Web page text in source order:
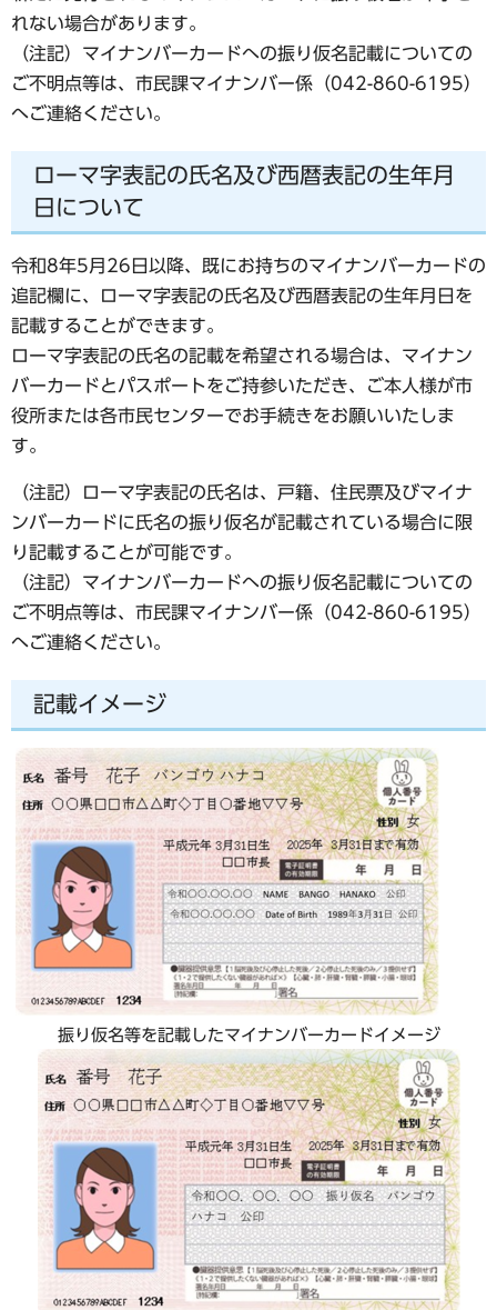
れない場合があります。
（注記）マイナンバーカードへの振り仮名記載についての
ご不明点等は、市民課マイナンバー係（042-860-6195）
へご連絡ください。
ローマ字表記の氏名及び西暦表記の生年月
日について
令和8年5月26日以降、既にお持ちのマイナンバーカードの
追記欄に、ローマ字表記の氏名及び西暦表記の生年月日を
記載することができます。
ローマ字表記の氏名の記載を希望される場合は、マイナン
バーカードとパスポートをご持参いただき、ご本人様が市
役所または各市民センターでお手続きをお願いいたしま
す。
（注記）ローマ字表記の氏名は、戸籍、住民票及びマイナ
ンバーカードに氏名の振り仮名が記載されている場合に限
り記載することが可能です。
（注記）マイナンバーカードへの振り仮名記載についての
ご不明点等は、市民課マイナンバー係（042-860-6195）
へご連絡ください。
記載イメージ
振り仮名等を記載したマイナンバーカードイメージ